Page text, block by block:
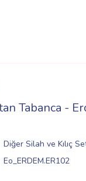
Tabanca -
Diğer Silah ve Kılıç
Eo_ERDEM.ER102